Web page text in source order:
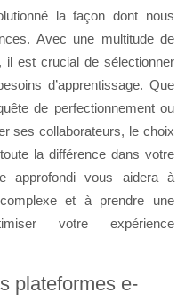
la façon dont nous
Avec une multitude de
il est crucial de sélectionner
d’apprentissage. Que
de perfectionnement ou
ses collaborateurs, le choix
la différence dans votre
approfondi vous aidera à
et à prendre une
votre expérience
plateformes e-